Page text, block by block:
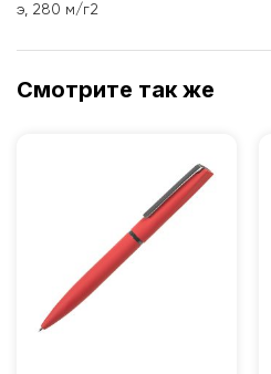
э, 280 м/г2
Смотрите так же